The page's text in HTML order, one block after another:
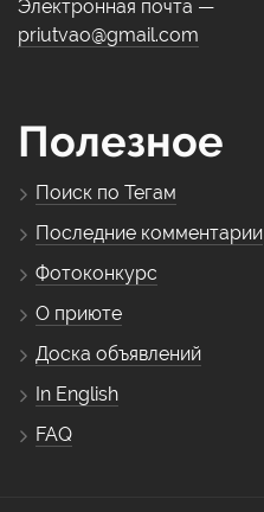
Электронная почта —
priutvao@gmail.com
Полезное
Поиск по Тегам
Последние комментарии
Фотоконкурс
О приюте
Доска объявлений
In English
FAQ